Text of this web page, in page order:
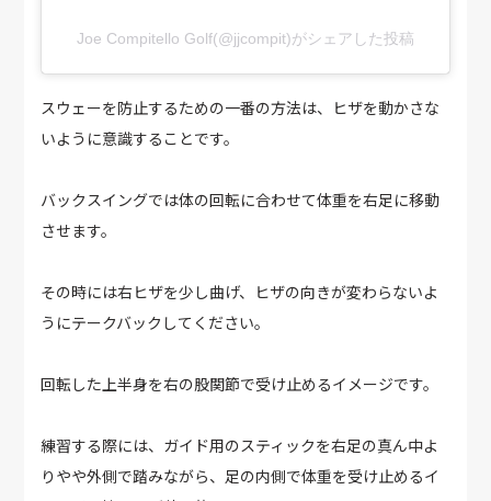
Joe Compitello Golf(@jjcompit)がシェアした投稿
スウェーを防止するための一番の方法は、ヒザを動かさな
いように意識することです。
バックスイングでは体の回転に合わせて体重を右足に移動
させます。
その時には右ヒザを少し曲げ、ヒザの向きが変わらないよ
うにテークバックしてください。
回転した上半身を右の股関節で受け止めるイメージです。
練習する際には、ガイド用のスティックを右足の真ん中よ
りやや外側で踏みながら、足の内側で体重を受け止めるイ